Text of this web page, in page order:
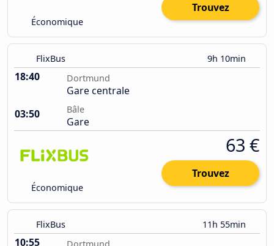
Économique
Trouvez
FlixBus 9h 10min
18:40 Dortmund
Gare centrale
03:50
Bâle
Gare
Économique
63 €
Trouvez
FlixBus 11h 55min
10:55